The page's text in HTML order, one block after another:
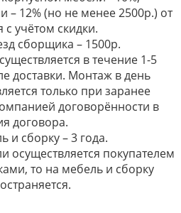
– 12% (но не менее 2500р.) от
с учётом скидки.
сборщика – 1500р.
в течение 1-5
доставки. Монтаж в день
только при заранее
договорённости в
договора.
и сборку – 3 года.
осуществляется покупателем
то на мебель и сборку